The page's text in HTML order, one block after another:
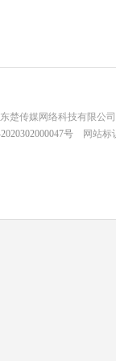
楚传媒网络科技有限公司
号 网站标